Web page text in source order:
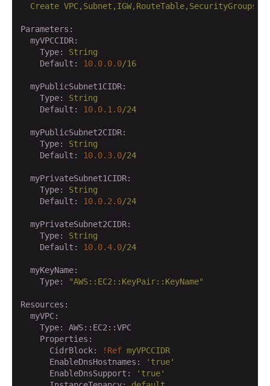
Create
Parameters:
  myVPCCIDR:
    Type:
String
    Default:
10.0.0.0/16
  myPublicSubnet1CIDR:
    Type:
String
    Default:
10.0.1 .0/24
  myPublicSubnet2CIDR:
    Type:
String
    Default:
10.0.3.0/24
  myPrivateSubnet1CIDR:
    Type:
String
    Default:
10.0.2 .0/24
  myPrivateSubnet2CIDR:
    Type:
String
    Default:
10.0.4.0/24
  myKeyName:
    Type:
"AWS::EC2::KeyPair::KeyName"
Resources:
  myVPC:
    Type:
AWS::EC2::VPC
    Properties:
      CidrBlock:
!Ref myVPCCIDR
      EnableDnsHostnames:
'true'
      EnableDnsSupport:
'true'